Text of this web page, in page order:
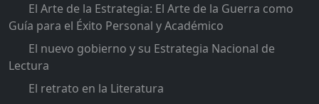
El Arte de la Estrategia: El Arte de la Guerra como
Guía para el Éxito Personal y Académico
El nuevo gobierno y su Estrategia Nacional de
Lectura
El retrato en la Literatura